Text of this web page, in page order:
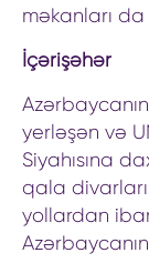
məkanları
İçərişəhər
yerləşən və
Siyahısına
qala
yollardan